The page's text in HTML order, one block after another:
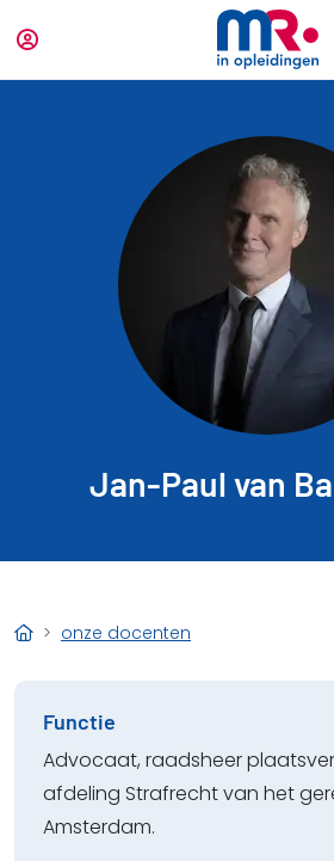
Jan-Paul van
onze docenten
Functie
Advocaat, raadsheer
afdeling Strafrecht van het
Amsterdam.